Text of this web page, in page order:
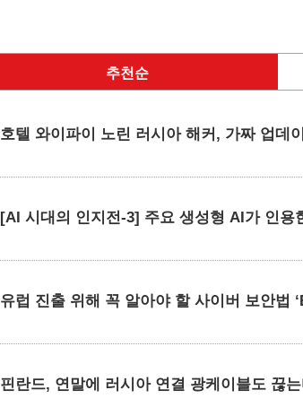
추천순
호텔 와이파이 노린 러시아 해커, 가짜 업데
[AI 시대의 인지전-3] 주요 생성형 AI가 인용
유럽 진출 위해 꼭 알아야 할 사이버 보안법
핀란드, 연말에 러시아 연결 광케이블도 끊